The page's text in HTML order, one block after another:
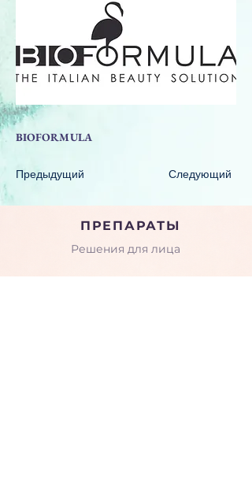
BIOFORMULA
Предыдущий Следующий
ПРЕПАРАТЫ
Решения для лица